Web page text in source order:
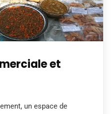
et
un espace de